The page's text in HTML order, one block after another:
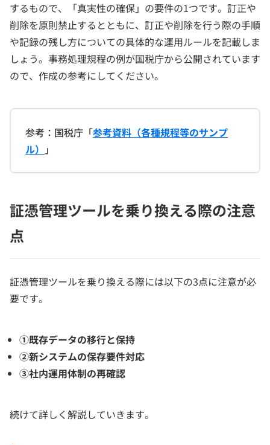
するもので、「真実性の確保」の要件の1つです。訂正や
削除を原則禁止するとともに、訂正や削除を行う際の手順
や記録の残し方についての具体的な運用ルールを記載しま
しょう。事務処理規程の例が国税庁から公開されています
ので、作成の参考にしてください。
参考：国税庁「参考資料（各種規程等のサンプ
ル） 」
証憑管理ツールを乗り換える際の注意
点
証憑管理ツールを乗り換える際には以下の3点に注意が必
要です。
①既存データの移行と保持
②新システムの保存要件対応
③社内運用体制の再確認
続けて詳しく解説していきます。